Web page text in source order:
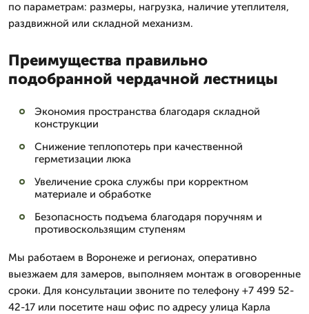
по параметрам: размеры, нагрузка, наличие утеплителя,
раздвижной или складной механизм.
Преимущества правильно
подобранной чердачной лестницы
Экономия пространства благодаря складной
конструкции
Снижение теплопотерь при качественной
герметизации люка
Увеличение срока службы при корректном
материале и обработке
Безопасность подъема благодаря поручням и
противоскользящим ступеням
Мы работаем в Воронеже и регионах, оперативно
выезжаем для замеров, выполняем монтаж в оговоренные
сроки. Для консультации звоните по телефону +7 499 52-
42-17 или посетите наш офис по адресу улица Карла